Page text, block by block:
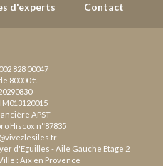
d'experts Contact
828 00047
80000 €
APST
Hiscox n°87835
d'Eguilles - Aile Gauche Etage 2
: Aix en Provence